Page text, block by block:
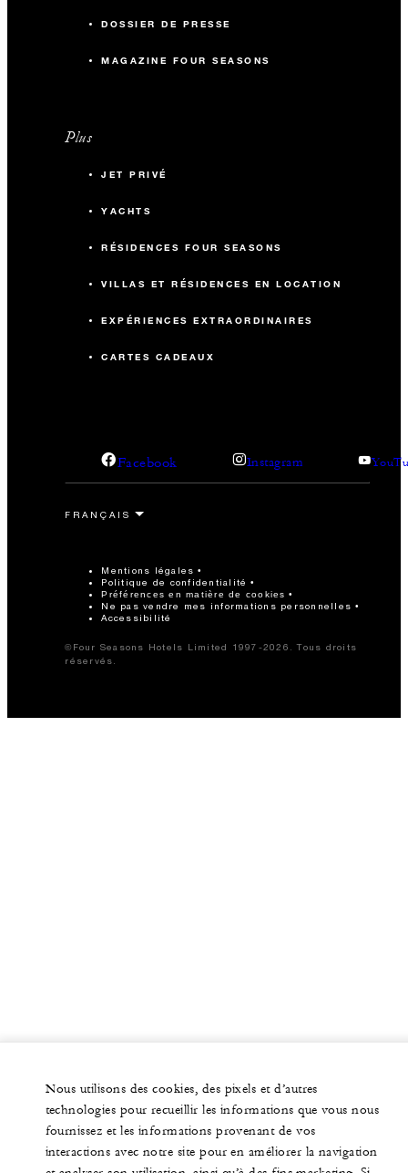
DOSSIER DE PRESSE
MAGAZINE FOUR SEASONS
Plus
JET PRIVÉ
YACHTS
RÉSIDENCES FOUR SEASONS
VILLAS ET RÉSIDENCES EN LOCATION
EXPÉRIENCES EXTRAORDINAIRES
CARTES CADEAUX
Facebook Instagram
Mentions légales
Politique de confidentialité
Préférences en matière de cookies
Ne pas vendre mes informations personnelles
Accessibilité
©Four Seasons Hotels Limited 1997-2026. Tous droits
réservés.
Nous utilisons des cookies, des pixels et d’autres
technologies pour recueillir les informations que vous nous
fournissez et les informations provenant de vos
interactions avec notre site pour en améliorer la navigation